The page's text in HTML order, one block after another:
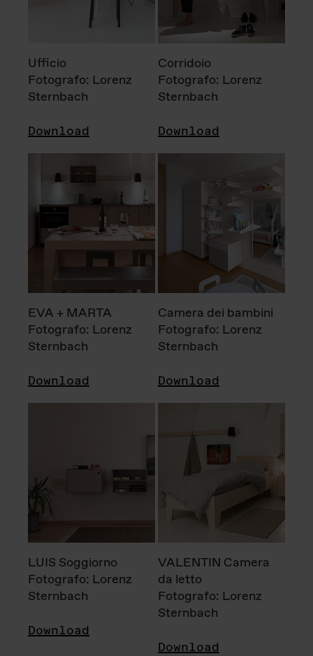
Ufficio
Fotografo: Lorenz
Sternbach
Download
Corridoio
Fotografo: Lorenz
Sternbach
Download
EVA + MARTA
Fotografo: Lorenz
Sternbach
Download
Camera dei bambini
Fotografo: Lorenz
Sternbach
Download
LUIS Soggiorno
Fotografo: Lorenz
Sternbach
Download
VALENTIN Camera
da letto
Fotografo: Lorenz
Sternbach
Download